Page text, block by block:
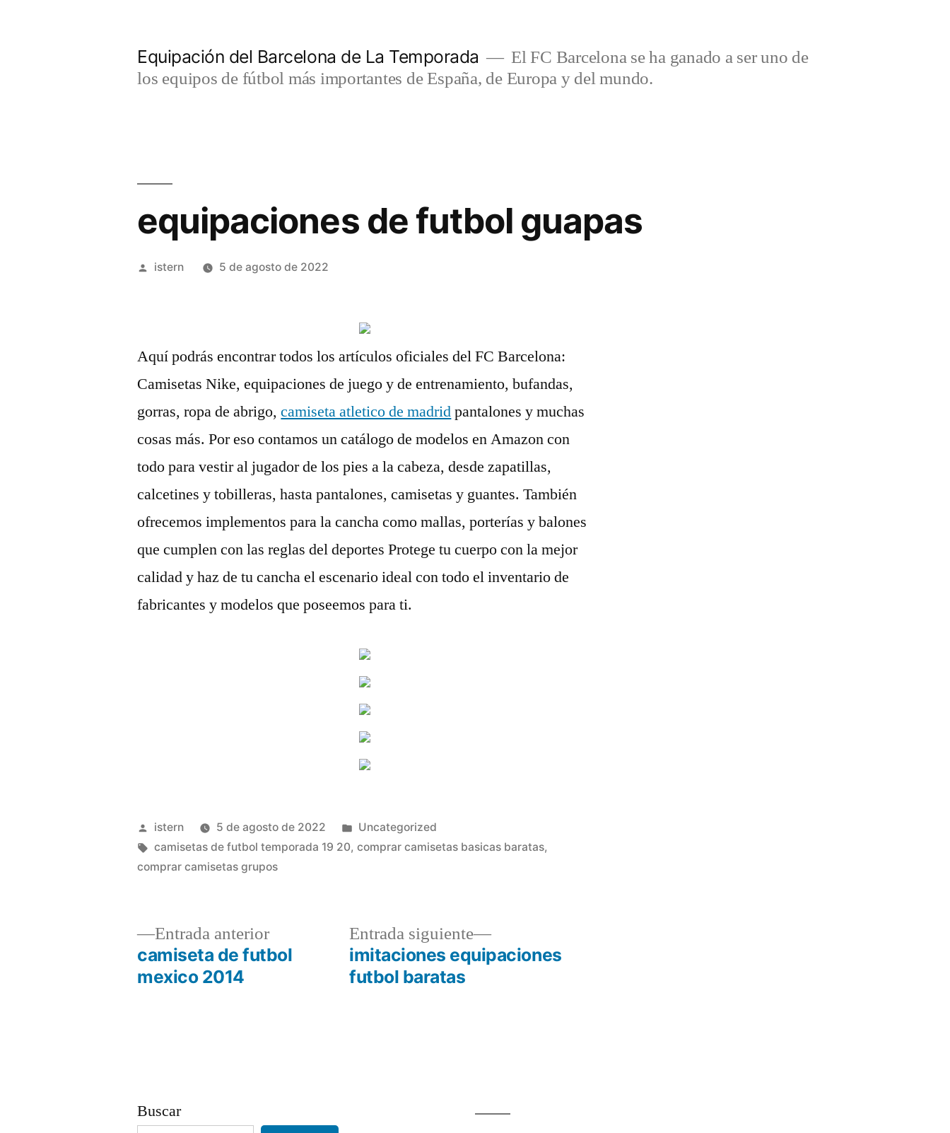
Equipación del Barcelona de La Temporada
El FC Barcelona se ha ganado a ser uno de
los equipos de fútbol más importantes de España, de Europa y del mundo.
equipaciones de futbol guapas
Publicado
istern 5 de agosto de 2022
Aquí podrás encontrar todos los artículos oficiales del FC Barcelona:
Camisetas Nike, equipaciones de juego y de entrenamiento, bufandas,
gorras, ropa de abrigo,camiseta atletico de madridpantalones y muchas
cosas más. Por eso contamos un catálogo de modelos en Amazon con
todo para vestir al jugador de los pies a la cabeza, desde zapatillas,
calcetines y tobilleras, hasta pantalones, camisetas y guantes. También
ofrecemos implementos para la cancha como mallas, porterías y balones
que cumplen con las reglas del deportes Protege tu cuerpo con la mejor
calidad y haz de tu cancha el escenario ideal con todo el inventario de
fabricantes y modelos que poseemos para ti.
Publicado
por
istern 5 de agosto de 2022
Publicado
en
Uncategorized
Etiquetas:
camisetas de futbol temporada 19 20,comprar camisetas basicas baratas,
comprar camisetas grupos
Navegación
Entrada anteriorEntrada
anterior:
camiseta de futbol
mexico 2014
Entrada siguiente
Entrada
siguiente:
imitaciones equipaciones
futbol baratas
Buscar